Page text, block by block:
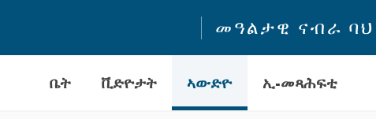
መዓልታዊ ናብራ ባህ
ቤት ቪድዮታት ኣውድዮ ኢ-መጻሕፍቲ